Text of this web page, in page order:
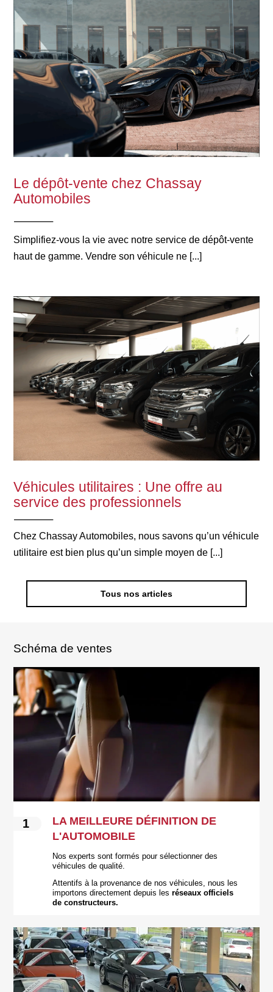
Le dépôt-vente chez Chassay
Automobiles
Simplifiez-vous la vie avec notre service de dépôt-vente
haut de gamme. Vendre son véhicule ne [...]
Véhicules utilitaires : Une offre au
service des professionnels
Chez Chassay Automobiles, nous savons qu’un véhicule
utilitaire est bien plus qu’un simple moyen de [...]
Tous nos articles
Schéma de ventes
1
LA MEILLEURE DÉFINITION DE
L'AUTOMOBILE
Nos experts sont formés pour sélectionner des
véhicules de qualité.
Attentifs à la provenance de nos véhicules, nous les
importons directement depuis lesréseaux officiels
de constructeurs.